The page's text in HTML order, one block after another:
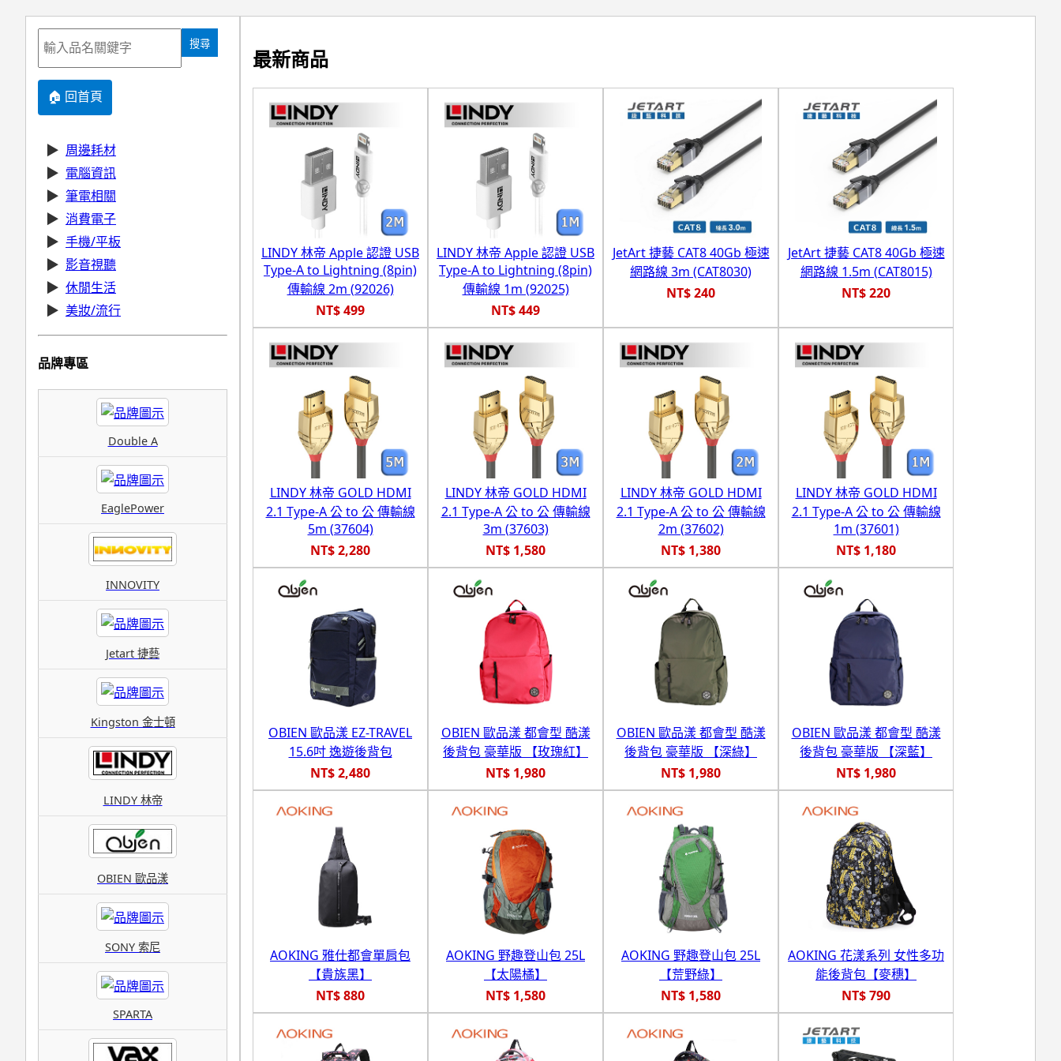
搜尋
🏠 回首頁
▶ 周邊耗材
▶ 電腦資訊
▶ 筆電相關
▶ 消費電子
▶ 手機/平板
▶ 影音視聽
▶ 休閒生活
▶ 美妝/流行
品牌專區
Double A
EaglePower
INNOVITY
Jetart 捷藝
Kingston 金士頓
LINDY 林帝
OBIEN 歐品漾
SONY 索尼
SPARTA
最新商品
LINDY 林帝 Apple 認證 USB
Type-A to Lightning (8pin)
傳輸線 2m (92026)
NT$ 499
LINDY 林帝 Apple 認證 USB
Type-A to Lightning (8pin)
傳輸線 1m (92025)
NT$ 449
JetArt 捷藝 CAT8 40Gb 極速
網路線 3m (CAT8030)
NT$ 240
JetArt 捷藝 CAT8 40Gb 極速
網路線 1.5m (CAT8015)
NT$ 220
LINDY 林帝 GOLD HDMI
2.1 Type-A 公 to 公 傳輸線
5m (37604)
NT$ 2,280
LINDY 林帝 GOLD HDMI
2.1 Type-A 公 to 公 傳輸線
3m (37603)
NT$ 1,580
LINDY 林帝 GOLD HDMI
2.1 Type-A 公 to 公 傳輸線
2m (37602)
NT$ 1,380
LINDY 林帝 GOLD HDMI
2.1 Type-A 公 to 公 傳輸線
1m (37601)
NT$ 1,180
OBIEN 歐品漾 EZ-TRAVEL
15.6吋 逸遊後背包
NT$ 2,480
OBIEN 歐品漾 都會型 酷漾
後背包 豪華版 【玫瑰紅】
NT$ 1,980
OBIEN 歐品漾 都會型 酷漾
後背包 豪華版 【深綠】
NT$ 1,980
OBIEN 歐品漾 都會型 酷漾
後背包 豪華版 【深藍】
NT$ 1,980
AOKING 雅仕都會單肩包
【貴族黑】
NT$ 880
AOKING 野趣登山包 25L
【太陽橘】
NT$ 1,580
AOKING 野趣登山包 25L
【荒野綠】
NT$ 1,580
AOKING 花漾系列 女性多功
能後背包【麥穗】
NT$ 790